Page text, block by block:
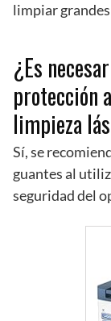
limpiar
¿Es
protección
limpieza
Sí, se
guantes al
seguridad del